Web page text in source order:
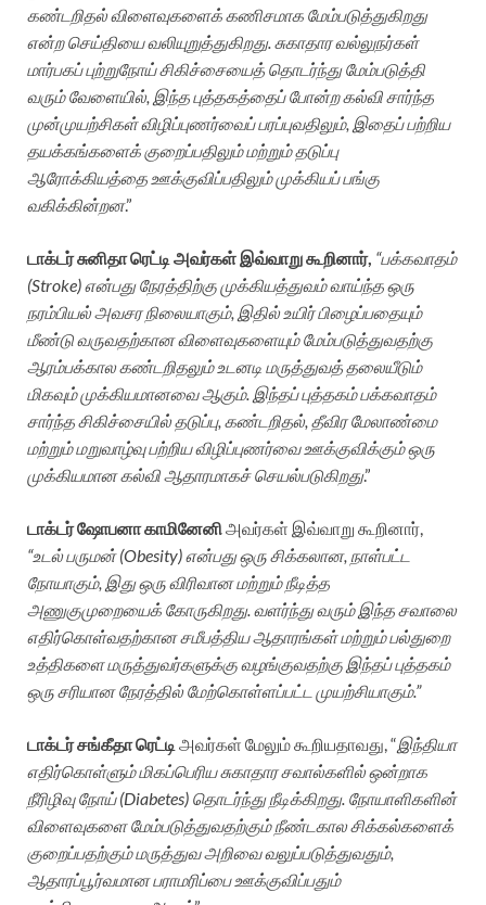
கண்டறிதல் விளைவுகளைக் கணிசமாக மேம்படுத்துகிறது
என்ற செய்தியை வலியுறுத்துகிறது. சுகாதார வல்லுநர்கள்
மார்பகப் புற்றுநோய் சிகிச்சையைத் தொடர்ந்து மேம்படுத்தி
வரும் வேளையில், இந்த புத்தகத்தைப் போன்ற கல்வி சார்ந்த
முன்முயற்சிகள் விழிப்புணர்வைப் பரப்புவதிலும், இதைப் பற்றிய
தயக்கங்களைக் குறைப்பதிலும் மற்றும் தடுப்பு
ஆரோக்கியத்தை ஊக்குவிப்பதிலும் முக்கியப் பங்கு
வகிக்கின்றன.”
டாக்டர் சுனிதா ரெட்டி அவர்கள் இவ்வாறு கூறினார், “பக்கவாதம்
(Stroke) என்பது நேரத்திற்கு முக்கியத்துவம் வாய்ந்த ஒரு
நரம்பியல் அவசர நிலையாகும், இதில் உயிர் பிழைப்பதையும்
மீண்டு வருவதற்கான விளைவுகளையும் மேம்படுத்துவதற்கு
ஆரம்பக்கால கண்டறிதலும் உடனடி மருத்துவத் தலையீடும்
மிகவும் முக்கியமானவை ஆகும். இந்தப் புத்தகம் பக்கவாதம்
சார்ந்த சிகிச்சையில் தடுப்பு, கண்டறிதல், தீவிர மேலாண்மை
மற்றும் மறுவாழ்வு பற்றிய விழிப்புணர்வை ஊக்குவிக்கும் ஒரு
முக்கியமான கல்வி ஆதாரமாகச் செயல்படுகிறது.”
டாக்டர்ஷோபனா காமினேனிஅவர்கள் இவ்வாறு கூறினார்,
“உடல் பருமன் (Obesity) என்பது ஒரு சிக்கலான, நாள்பட்ட
நோயாகும், இது ஒரு விரிவான மற்றும் நீடித்த
அணுகுமுறையைக் கோருகிறது. வளர்ந்து வரும் இந்த சவாலை
எதிர்கொள்வதற்கான சமீபத்திய ஆதாரங்கள் மற்றும் பல்துறை
உத்திகளை மருத்துவர்களுக்கு வழங்குவதற்கு இந்தப் புத்தகம்
ஒரு சரியான நேரத்தில் மேற்கொள்ளப்பட்ட முயற்சியாகும்.”
டாக்டர் சங்கீதா ரெட்டி அவர்கள் மேலும் கூறியதாவது, “இந்தியா
எதிர்கொள்ளும் மிகப்பெரிய சுகாதார சவால்களில் ஒன்றாக
நீரிழிவு நோய் (Diabetes) தொடர்ந்து நீடிக்கிறது. நோயாளிகளின்
விளைவுகளை மேம்படுத்துவதற்கும் நீண்டகால சிக்கல்களைக்
குறைப்பதற்கும் மருத்துவ அறிவை வலுப்படுத்துவதும்,
ஆதாரப்பூர்வமான பராமரிப்பை ஊக்குவிப்பதும்